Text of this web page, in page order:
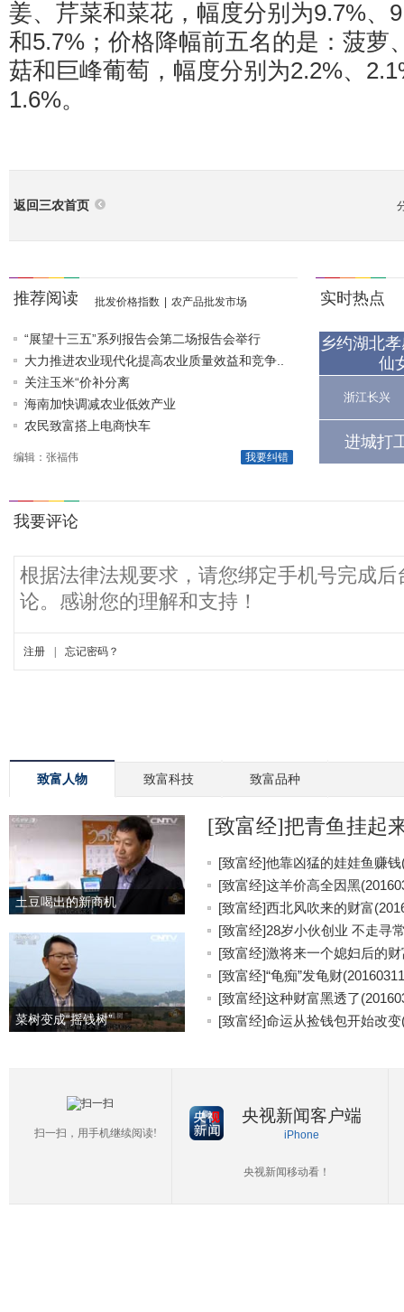
姜、芹菜和菜花，幅度分别为9.7%、
和5.7%；价格降幅前五名的是：菠萝
菇和巨峰葡萄，幅度分别为2.2%、
1.6%。
返回三农首页
推荐阅读 批发价格指数 农产品批发市场
“展望十三五”系列报告会第二场报告会举行
大力推进农业现代化提高农业质量效益和竞争..
关注玉米“价补分离
海南加快调减农业低效产业
农民致富搭上电商快车
我要纠错
编辑：张福伟
实时热点
乡约湖北
仙
浙江长兴
进城打
致富人物 致富科技 致富品种
土豆喝出的新商机
菜树变成“摇钱树”
[致富经]把青鱼挂起
[致富经]他靠凶猛的娃娃鱼赚钱
[致富经]这羊价高全因黑
[致富经]西北风吹来的财富
[致富经]28岁小伙创业 不走寻
[致富经]激将来一个媳妇后的
[致富经]“龟痴”发龟财
[致富经]这种财富黑透了
[致富经]命运从捡钱包开始改变
扫一扫，用手机继续阅读!
央视新闻客户端
iPhone
央视新闻移动看！